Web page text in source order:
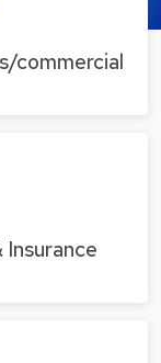
commercial
Insurance